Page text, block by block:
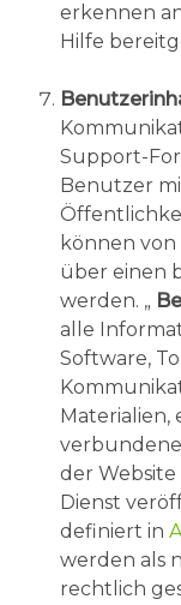
erkennen
Hilfe
Support-
Benutzer
können
über einen
werden. „
alle
Software,
Materialien,
der
Dienst
definiert in
werden als
rechtlich